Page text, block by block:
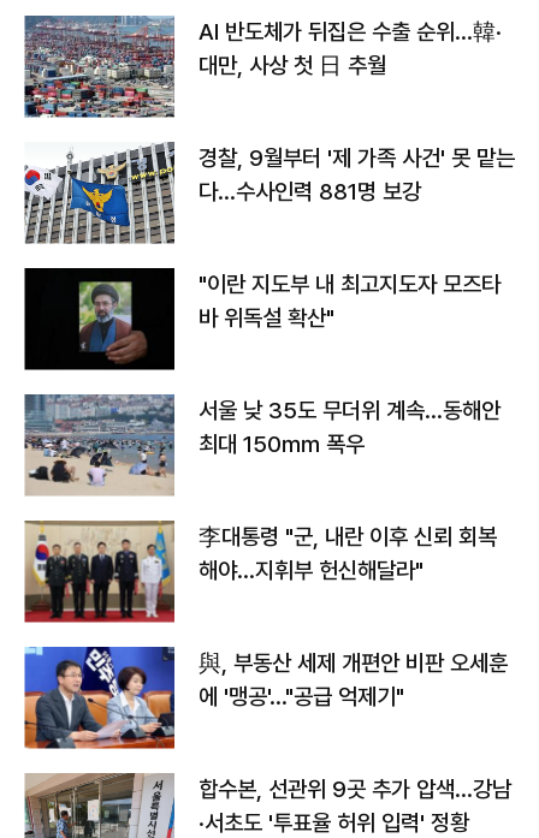
AI 반도체가 뒤집은 수출 순위…韓·
대만, 사상 첫 日 추월
경찰, 9월부터 '제 가족 사건' 못 맡는
다…수사인력 881명 보강
"이란 지도부 내 최고지도자 모즈타
바 위독설 확산"
서울 낮 35도 무더위 계속…동해안
최대 150㎜ 폭우
李대통령 "군, 내란 이후 신뢰 회복
해야…지휘부 헌신해달라"
與, 부동산 세제 개편안 비판 오세훈
에 '맹공'…"공급 억제기"
합수본, 선관위 9곳 추가 압색…강남
·서초도 '투표율 허위 입력' 정황